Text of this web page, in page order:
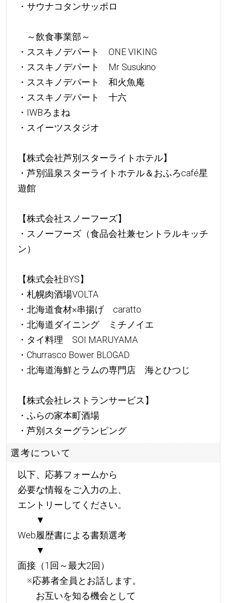
・サウナコタンサッポロ
～飲食事業部～
・ススキノデパート ONE VIKING
・ススキノデパート Mr Susukino
・ススキノデパート 和火魚庵
・ススキノデパート 十六
・IWBろまね
・スイーツスタジオ
【株式会社芦別スターライトホテル】
・芦別温泉スターライトホテル＆おふろcafé星
遊館
【株式会社スノーフーズ】
・スノーフーズ（食品会社兼セントラルキッチ
ン）
【株式会社BYS】
・札幌肉酒場VOLTA
・北海道食材×串揚げ caratto
・北海道ダイニング ミチノイエ
・タイ料理 SOI MARUYAMA
・Churrasco Bower BLOGAD
・北海道海鮮とラムの専門店 海とひつじ
【株式会社レストランサービス】
・ふらの家本町酒場
・芦別スターグランピング
選考について
以下、応募フォームから
必要な情報をご入力の上、
エントリーしてください。
▼
Web履歴書による書類選考
▼
面接（1回～最大2回）
※応募者全員とお話します。
お互いを知る機会として